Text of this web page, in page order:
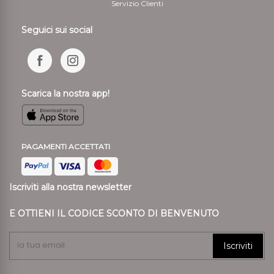
Servizio Clienti
Seguici sui social
Scarica la nostra app!
PAGAMENTI ACCETTATI
Iscriviti alla nostra newsletter
E OTTIENI IL CODICE SCONTO DI BENVENUTO
Iscriviti